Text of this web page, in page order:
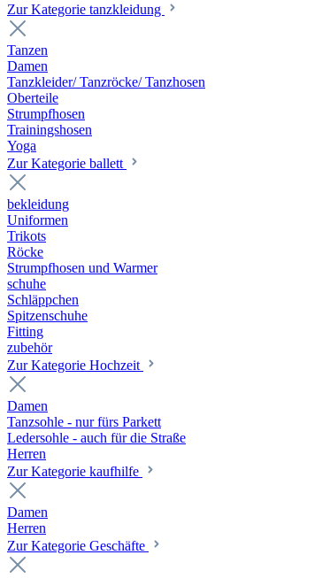
Zur Kategorie tanzkleidung
Tanzen
Damen
Tanzkleider/ Tanzröcke/ Tanzhosen
Oberteile
Strumpfhosen
Trainingshosen
Yoga
Zur Kategorie ballett
bekleidung
Uniformen
Trikots
Röcke
Strumpfhosen und Warmer
schuhe
Schläppchen
Spitzenschuhe
Fitting
zubehör
Zur Kategorie Hochzeit
Damen
Tanzsohle - nur fürs Parkett
Ledersohle - auch für die Straße
Herren
Zur Kategorie kaufhilfe
Damen
Herren
Zur Kategorie Geschäfte